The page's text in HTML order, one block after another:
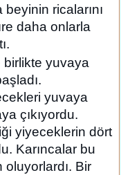
ricalarını
daha onlarla
birlikte yuvaya
yuvaya
çıkıyordu.
yiyeceklerin dört
Karıncalar bu
Bir